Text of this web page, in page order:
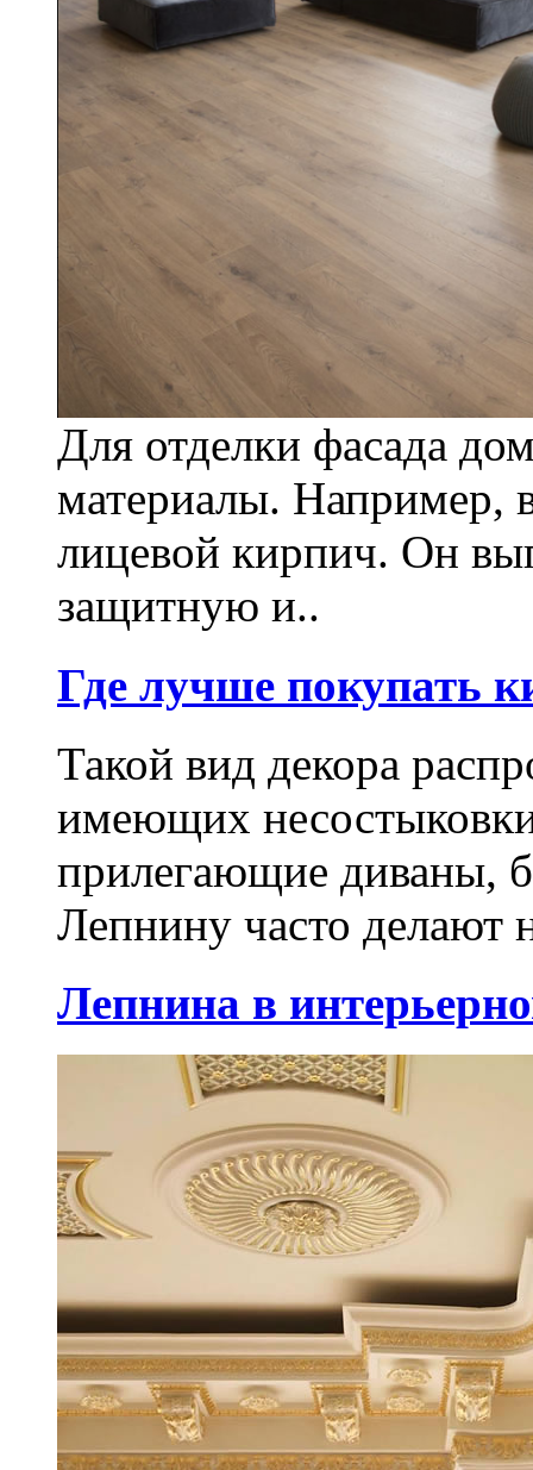
Для отделки фасада
материалы. Например,
лицевой кирпич. Он
защитную и..
Где лучше покупать
Такой вид декора
имеющих
прилегающие диваны,
Лепнину часто делают
Лепнина в